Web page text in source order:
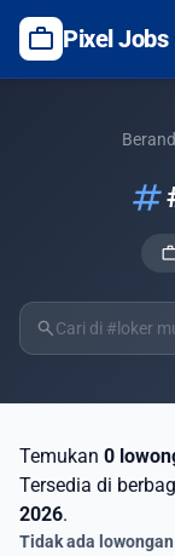
work Pixel Jobs
tag
search
Temukan 0
Tersedia di
2026.
Tidak ada